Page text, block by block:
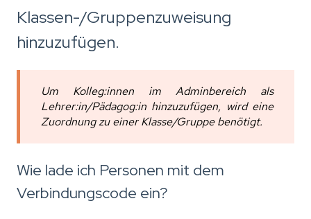
Klassen-/Gruppenzuweisung
hinzuzufügen.
Um Kolleg:innen im Adminbereich als
Lehrer:in/Pädagog:in hinzuzufügen, wird eine
Zuordnung zu einer Klasse/Gruppe benötigt.
Wie lade ich Personen mit dem
Verbindungscode ein?